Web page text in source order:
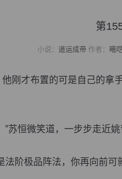
第
小说： 道运成帝 作者： 曦
才布置的可是自己的拿
恒微笑道，一步步走近姚
阶极品阵法，你再向前可